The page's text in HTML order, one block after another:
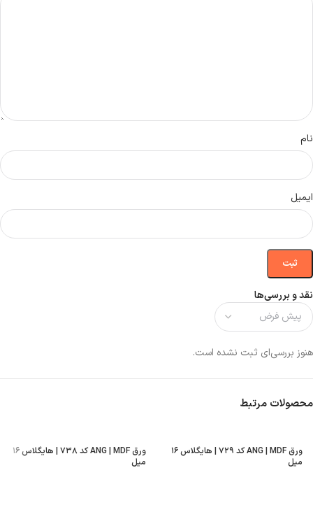
نقد و بررسی‌ها
هنوز بررسی‌ای ثبت نشده است.
نام
ایمیل
محصولات مرتبط
ورق ANG | MDF کد ۷۲۹ | هایگلاس ۱۶
میل
ورق ANG | MDF کد ۷۳۸ | هایگلاس ۱۶
میل